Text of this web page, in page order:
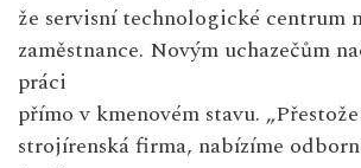
že servisní technologické centrum
zaměstnance. Novým uchazečům
práci
přímo v kmenovém stavu.
strojírenská firma, nabízíme